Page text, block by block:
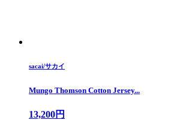
sacai/サカイ
Mungo Thomson Cotton Jersey...
13,200円